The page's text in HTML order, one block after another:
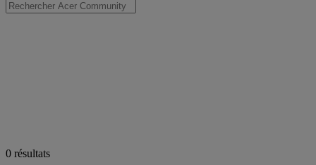
0 résultats